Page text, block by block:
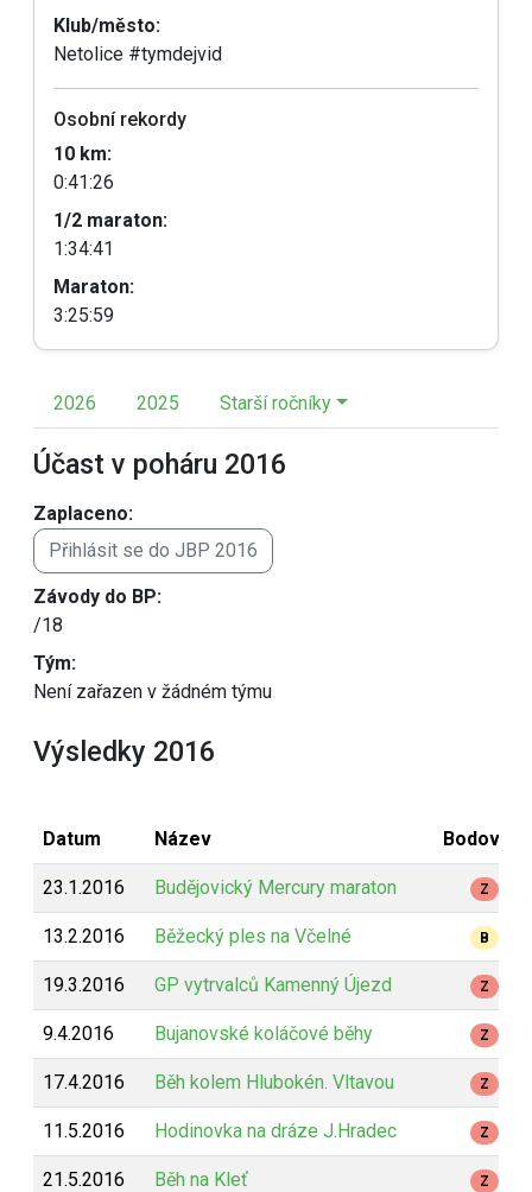
Klub/město:
Netolice #tymdejvid
Osobní rekordy
10 km:
0:41:26
1/2 maraton:
1:34:41
Maraton:
3:25:59
2026 2025 Starší ročníky
Účast v poháru 2016
Zaplaceno:
Přihlásit se do JBP 2016
Závody do BP:
/18
Tým:
Není zařazen v žádném týmu
Výsledky 2016
Datum Název Bodování
23.1.2016 Budějovický Mercury maraton Z
13.2.2016 Běžecký ples na Včelné B
19.3.2016 GP vytrvalců Kamenný Újezd Z
9.4.2016 Bujanovské koláčové běhy Z
17.4.2016 Běh kolem Hlubokén. Vltavou Z
11.5.2016 Hodinovka na dráze J.Hradec Z
21.5.2016 Běh na Kleť Z